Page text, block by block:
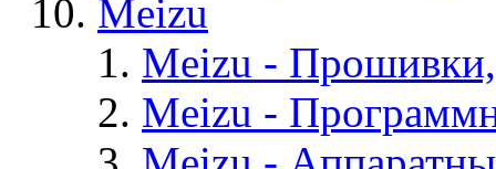
Meizu
Meizu -
Meizu -